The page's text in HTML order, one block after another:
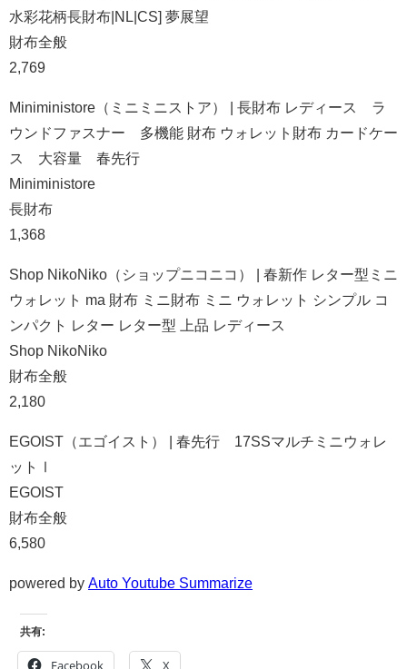
水彩花柄長財布|NL|CS] 夢展望
財布全般
2,769
Miniministore（ミニミニストア） | 長財布 レディース ラ
ウンドファスナー 多機能 財布 ウォレット財布 カードケー
ス 大容量 春先行
Miniministore
長財布
1,368
Shop NikoNiko（ショップニコニコ） | 春新作 レター型ミニ
ウォレット ma 財布 ミニ財布 ミニ ウォレット シンプル コ
ンパクト レター レター型 上品 レディース
Shop NikoNiko
財布全般
2,180
EGOIST（エゴイスト） | 春先行 17SSマルチミニウォレ
ットⅠ
EGOIST
財布全般
6,580
powered by Auto Youtube Summarize
共有:
Facebook X